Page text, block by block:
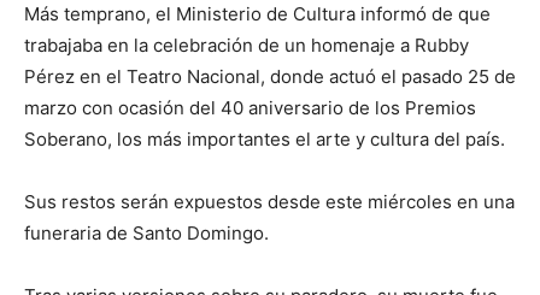
Más temprano, el Ministerio de Cultura informó de que
trabajaba en la celebración de un homenaje a Rubby
Pérez en el Teatro Nacional, donde actuó el pasado 25 de
marzo con ocasión del 40 aniversario de los Premios
Soberano, los más importantes el arte y cultura del país.
Sus restos serán expuestos desde este miércoles en una
funeraria de Santo Domingo.